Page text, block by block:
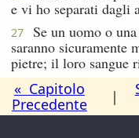
e vi ho separati dagli
27
Se un uomo o
saranno sicuramente
pietre; il loro sangue
« Capitolo
Precedente
|